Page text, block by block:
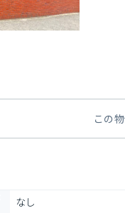
この
なし